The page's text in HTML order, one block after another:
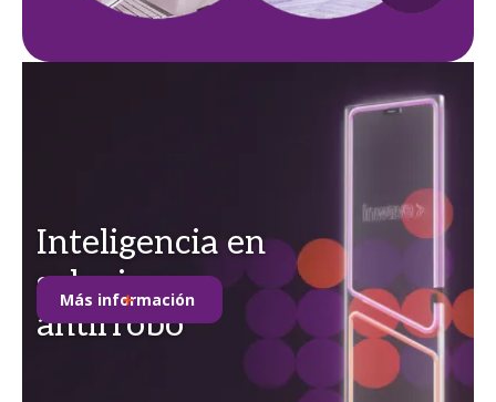
Inteligencia en
soluciones
antirrobo
Más información